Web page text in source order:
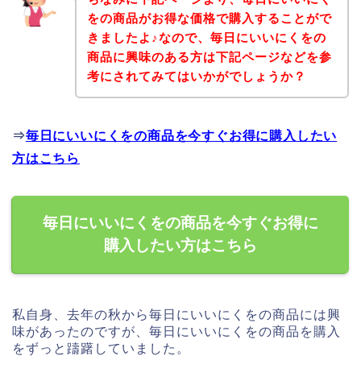
をの商品がお得な価格で購入することがで
きましたよ♪なので、毎日にいいにくをの
商品に興味のある方は下記ページなどを参
考にされてみてはいかがでしょうか？
⇒毎日にいいにくをの商品を今すぐお得に購入したい
方はこちら
毎日にいいにくをの商品を今すぐお得に
購入したい方はこちら
私自身、去年の秋から毎日にいいにくをの商品には興
味があったのですが、毎日にいいにくをの商品を購入
をずっと躊躇していました。